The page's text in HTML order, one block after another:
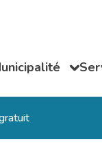
Fermer le